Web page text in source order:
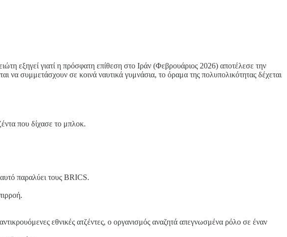
εξηγεί γιατί η πρόσφατη επίθεση στο Ιράν (Φεβρουάριος 2026) αποτέλεσε την
συμμετάσχουν σε κοινά ναυτικά γυμνάσια, το όραμα της πολυπολικότητας δέχεται
που δίχασε το μπλοκ.
παραλύει τους BRICS.
εθνικές ατζέντες, ο οργανισμός αναζητά απεγνωσμένα ρόλο σε έναν